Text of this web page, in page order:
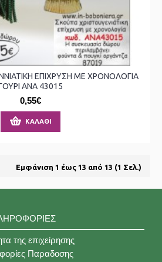
ΕΠΙΧΡΥΣΗ ΜΕ ΧΡΟΝΟΛΟΓΙΑ
ΑΝΑ 43015
0,55€
ΚΑΛΆΘΙ
Εμφάνιση 1 έως 13 από 13 (1 Σελ.)
της επιχείρησης
Παραδοσης